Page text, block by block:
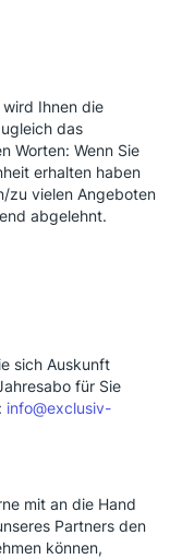
Ihnen die
das
Worten: Wenn Sie
erhalten haben
zu vielen Angeboten
abgelehnt.
sich Auskunft
für Sie
info@exclusiv-
mit an die Hand
Partners den
können,